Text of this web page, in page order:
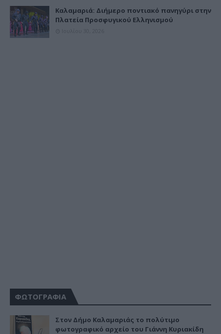
Καλαμαριά: Διήμερο ποντιακό πανηγύρι στην
Πλατεία Προσφυγικού Ελληνισμού
ΦΩΤΟΓΡΑΦΙΑ
Στον Δήμο Καλαμαριάς το πολύτιμο
φωτογραφικό αρχείο του Γιάννη Κυριακίδη